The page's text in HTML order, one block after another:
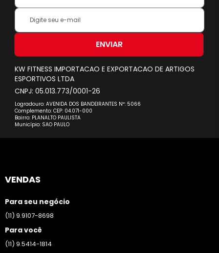
Inscreva-
na
Newsletter:
ENVIAR
KW FITNESS IMPORTACAO E EXPORTACAO DE ARTIGOS
ESPORTIVOS LTDA
CNPJ: 05.013.773/0001-26
Logradouro: AVENIDA DOS BANDEIRANTES Nº: 5066
Complemento: CEP: 04.071-000
Bairro: PLANALTO PAULISTA
Município: SAO PAULO
VENDAS
Para seu negócio
(11) 9.9107-8698
Para você
(11) 9.5414-1814